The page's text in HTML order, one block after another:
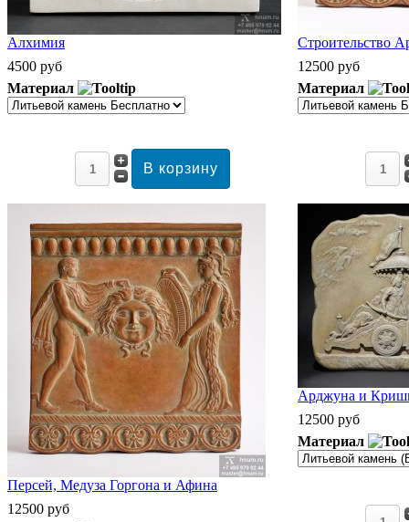
Алхимия
4500 руб
Материал
Строительство
12500 руб
Материал
Персей, Медуза Горгона и Афина
12500 руб
Арджуна и
12500 руб
Материал